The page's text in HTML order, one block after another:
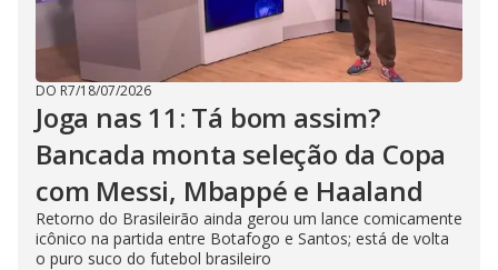
DO R7/18/07/2026
Joga nas 11: Tá bom assim?
Bancada monta seleção da Copa
com Messi, Mbappé e Haaland
Retorno do Brasileirão ainda gerou um lance comicamente
icônico na partida entre Botafogo e Santos; está de volta
o puro suco do futebol brasileiro